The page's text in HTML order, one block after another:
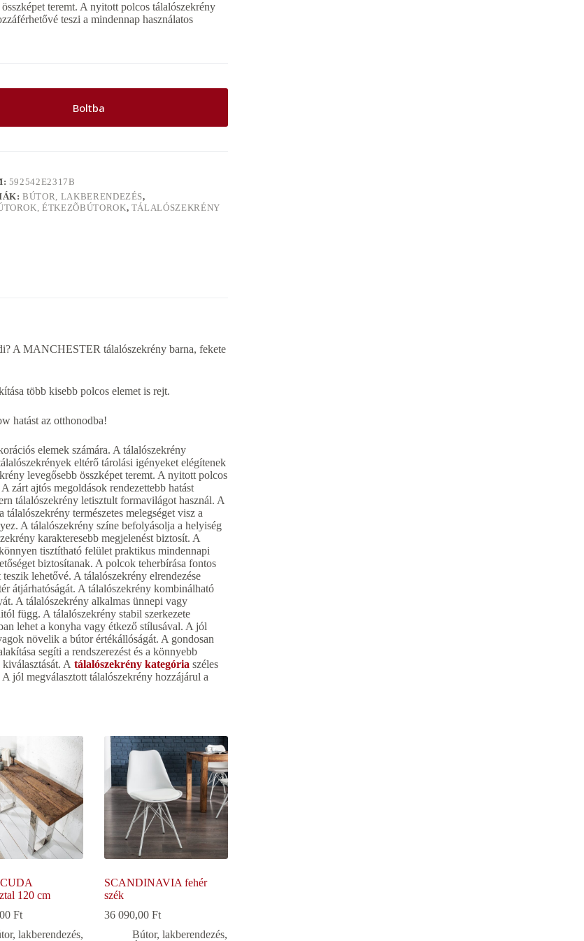
teremt. A nyitott polcos tálalószekrény
teszi a mindennap használatos
Boltba
592542E2317B
BÚTOR, LAKBERENDEZÉS,
ÉTKEZÕBÚTOROK, TÁLALÓSZEKRÉNY
A MANCHESTER tálalószekrény barna, fekete
több kisebb polcos elemet is rejt.
hatást az otthonodba!
elemek számára. A tálalószekrény
eltérő tárolási igényeket elégítenek
levegősebb összképet teremt. A nyitott polcos
zárt ajtós megoldások rendezettebb hatást
tálalószekrény letisztult formavilágot használ. A
természetes melegséget visz a
A tálalószekrény színe befolyásolja a helyiség
karakteresebb megjelenést biztosít. A
tisztítható felület praktikus mindennapi
biztosítanak. A polcok teherbírása fontos
lehetővé. A tálalószekrény elrendezése
átjárhatóságát. A tálalószekrény kombinálható
A tálalószekrény alkalmas ünnepi vagy
függ. A tálalószekrény stabil szerkezete
lehet a konyha vagy étkező stílusával. A jól
növelik a bútor értékállóságát. A gondosan
segíti a rendszerezést és a könnyebb
A tálalószekrény kategória széles
jól megválasztott tálalószekrény hozzájárul a
120 cm
Ft
lakberendezés,
SCANDINAVIA fehér
szék
36 090,00Ft
Bútor, lakberendezés,